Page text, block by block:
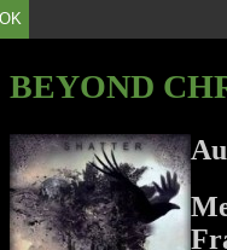
OK
BEYOND